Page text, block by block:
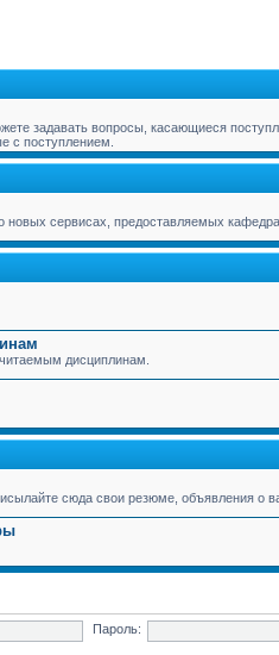
задавать вопросы, касающиеся
с поступлением.
новых сервисах, предоставляемых
дисциплинам.
сюда свои резюме, объявления о
Пароль: